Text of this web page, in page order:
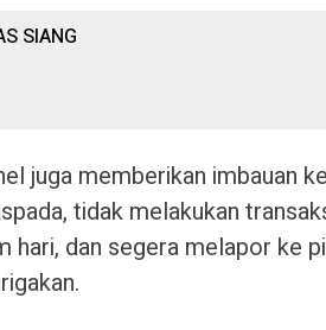
SIANG
juga memberikan imbauan
tidak melakukan
hari, dan segera melapor ke